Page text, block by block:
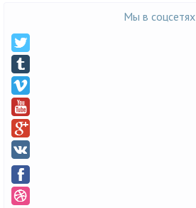
Мы в соцсетях